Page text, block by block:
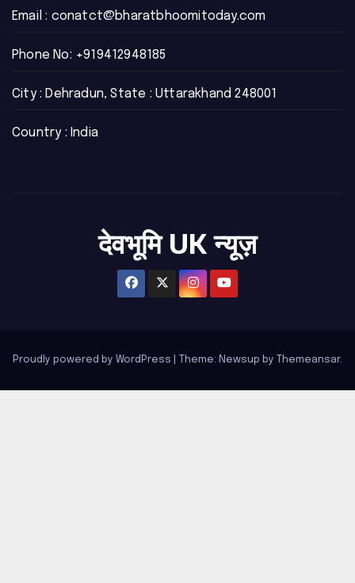
Email : conatct@bharatbhoomitoday.com
Phone No: +919412948185
City : Dehradun, State : Uttarakhand 248001
Country : India
देवभूमि UK न्यूज़
Proudly powered by WordPress Theme: Newsup by Themeansar.